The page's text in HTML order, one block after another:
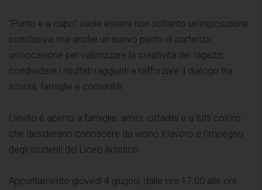
“Punto e a capo” vuole essere non soltanto un'esposizione
conclusiva, ma anche un nuovo punto di partenza:
un'occasione per valorizzare la creatività dei ragazzi,
condividere i risultati raggiunti e rafforzare il dialogo tra
scuola, famiglie e comunità.
L’invito è aperto a famiglie, amici, cittadini e a tutti coloro
che desiderano conoscere da vicino il lavoro e l'impegno
degli studenti del Liceo Artistico.
Appuntamento giovedì 4 giugno, dalle ore 17.00 alle ore